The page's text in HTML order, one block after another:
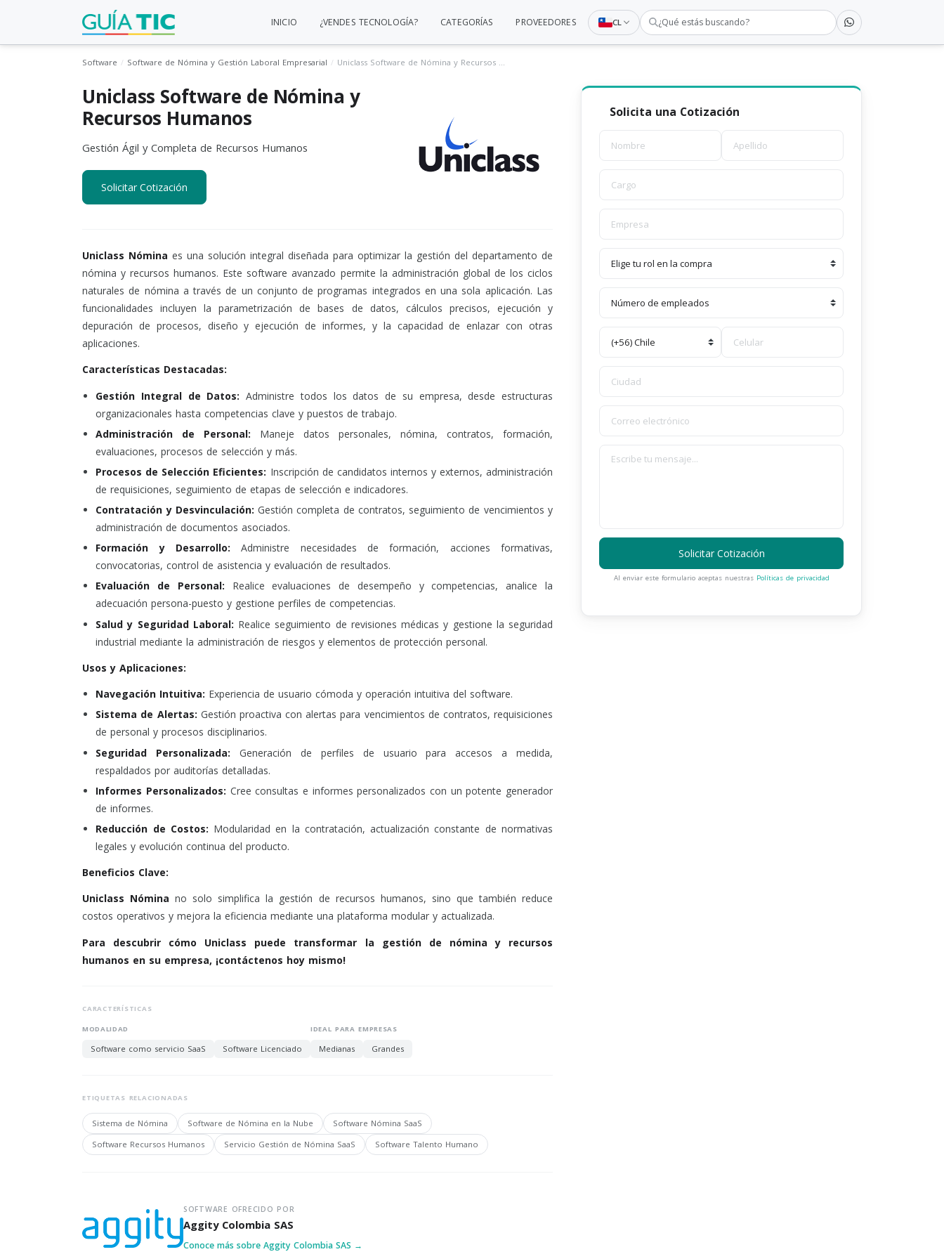
CL ¿Qué estás buscando?
INICIO ¿VENDES TECNOLOGÍA? CATEGORÍAS PROVEEDORES
Software Software de Nómina y Gestión Laboral Empresarial Uniclass Software de Nómina y Recursos Humanos
Uniclass Software de Nómina y
Recursos Humanos
Gestión Ágil y Completa de Recursos Humanos
Solicitar Cotización
Uniclass Nómina es una solución integral diseñada para optimizar la gestión del departamento de
nómina y recursos humanos. Este software avanzado permite la administración global de los ciclos
naturales de nómina a través de un conjunto de programas integrados en una sola aplicación. Las
funcionalidades incluyen la parametrización de bases de datos, cálculos precisos, ejecución y
depuración de procesos, diseño y ejecución de informes, y la capacidad de enlazar con otras
aplicaciones.
Características Destacadas:
Gestión Integral de Datos: Administre todos los datos de su empresa, desde estructuras
organizacionales hasta competencias clave y puestos de trabajo.
Administración de Personal: Maneje datos personales, nómina, contratos, formación,
evaluaciones, procesos de selección y más.
Procesos de Selección Eficientes: Inscripción de candidatos internos y externos, administración
de requisiciones, seguimiento de etapas de selección e indicadores.
Contratación y Desvinculación: Gestión completa de contratos, seguimiento de vencimientos y
administración de documentos asociados.
Formación y Desarrollo:Administre necesidades de formación, acciones formativas,
convocatorias, control de asistencia y evaluación de resultados.
Evaluación de Personal: Realice evaluaciones de desempeño y competencias, analice la
adecuación persona-puesto y gestione perfiles de competencias.
Salud y Seguridad Laboral: Realice seguimiento de revisiones médicas y gestione la seguridad
industrial mediante la administración de riesgos y elementos de protección personal.
Usos y Aplicaciones:
Navegación Intuitiva: Experiencia de usuario cómoda y operación intuitiva del software.
Sistema de Alertas: Gestión proactiva con alertas para vencimientos de contratos, requisiciones
de personal y procesos disciplinarios.
Seguridad Personalizada: Generación de perfiles de usuario para accesos a medida,
respaldados por auditorías detalladas.
Informes Personalizados: Cree consultas e informes personalizados con un potente generador
de informes.
Reducción de Costos: Modularidad en la contratación, actualización constante de normativas
legales y evolución continua del producto.
Beneficios Clave:
Uniclass Nómina no solo simplifica la gestión de recursos humanos, sino que también reduce
costos operativos y mejora la eficiencia mediante una plataforma modular y actualizada.
Para descubrir cómo Uniclass puede transformar la gestión de nómina y recursos
humanos en su empresa, ¡contáctenos hoy mismo!
CARACTERÍSTICAS
MODALIDAD
Software como servicio SaaS Software Licenciado
IDEAL PARA EMPRESAS
Medianas Grandes
ETIQUETAS RELACIONADAS
Sistema de Nómina Software de Nómina en la Nube
Software Nómina SaaS
Software Recursos Humanos
Servicio Gestión de Nómina SaaS Software Talento Humano
SOFTWARE OFRECIDO POR
Aggity Colombia SAS
Conoce más sobre Aggity Colombia SAS →
Solicita una Cotización
Al enviar este formulario aceptas nuestras Políticas de privacidad
Solicitar Cotización